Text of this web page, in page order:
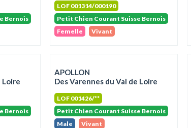
Bernois
LOF 001314/000190
Petit Chien Courant Suisse Bernois
Femelle
Vivant
Loire
Bernois
APOLLON
Des Varennes du Val de Loire
LOF 001426/**
Petit Chien Courant Suisse Bernois
Male
Vivant